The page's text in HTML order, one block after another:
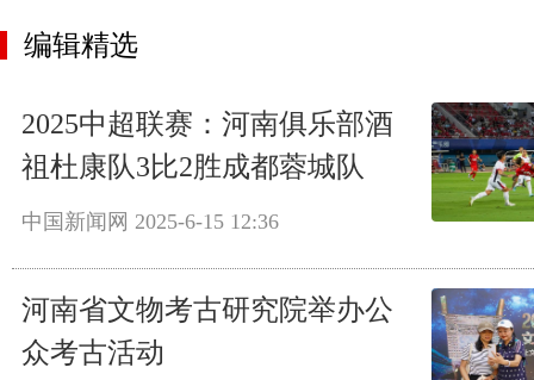
编辑精选
2025中超联赛：河南俱乐部酒
祖杜康队3比2胜成都蓉城队
中国新闻网 2025-6-15 12:36
河南省文物考古研究院举办公
众考古活动